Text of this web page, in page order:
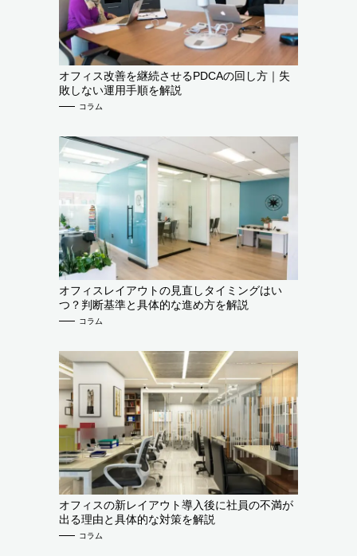
オフィス改善を継続させるPDCAの回し方｜失
敗しない運用手順を解説
コラム
オフィスレイアウトの見直しタイミングはい
つ？判断基準と具体的な進め方を解説
コラム
オフィスの新レイアウト導入後に社員の不満が
出る理由と具体的な対策を解説
コラム